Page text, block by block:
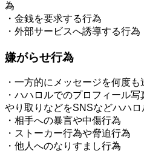
為
・金銭を要求する行為
・外部サービスへ誘導する行為
嫌がらせ行為
・一方的にメッセージを何度
・ハハロルでのプロフィール
やり取りなどをSNSなどハハ
・相手への暴言や中傷行為
・ストーカー行為や脅迫行為
・他人へのなりすまし行為